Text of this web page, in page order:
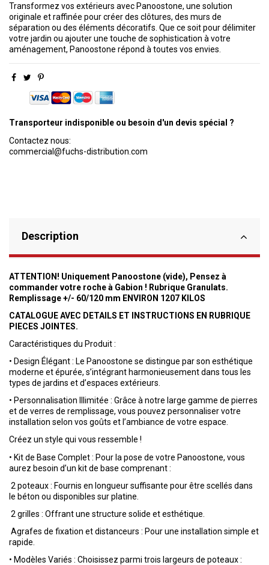
Transformez vos extérieurs avec Panoostone, une solution
originale et raffinée pour créer des clôtures, des murs de
séparation ou des éléments décoratifs. Que ce soit pour délimiter
votre jardin ou ajouter une touche de sophistication à votre
aménagement, Panoostone répond à toutes vos envies.
Transporteur indisponible ou besoin d'un devis spécial ?
Contactez nous:
commercial@fuchs-distribution.com
Description
ATTENTION! Uniquement Panoostone (vide), Pensez à
commander votre roche à Gabion ! Rubrique Granulats.
Remplissage +/- 60/120 mm ENVIRON 1207 KILOS
CATALOGUE AVEC DETAILS ET INSTRUCTIONS EN RUBRIQUE
PIECES JOINTES.
Caractéristiques du Produit :
• Design Élégant : Le Panoostone se distingue par son esthétique
moderne et épurée, s’intégrant harmonieusement dans tous les
types de jardins et d’espaces extérieurs.
• Personnalisation Illimitée : Grâce à notre large gamme de pierres
et de verres de remplissage, vous pouvez personnaliser votre
installation selon vos goûts et l’ambiance de votre espace.
Créez un style qui vous ressemble !
• Kit de Base Complet : Pour la pose de votre Panoostone, vous
aurez besoin d’un kit de base comprenant :
2 poteaux : Fournis en longueur suffisante pour être scellés dans
le béton ou disponibles sur platine.
2 grilles : Offrant une structure solide et esthétique.
Agrafes de fixation et distanceurs : Pour une installation simple et
rapide.
• Modèles Variés : Choisissez parmi trois largeurs de poteaux :